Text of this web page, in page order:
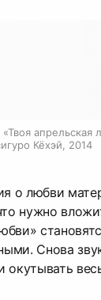
апрельская
Кёхэй, 2014
о любви
нужно
Снова
окутывать